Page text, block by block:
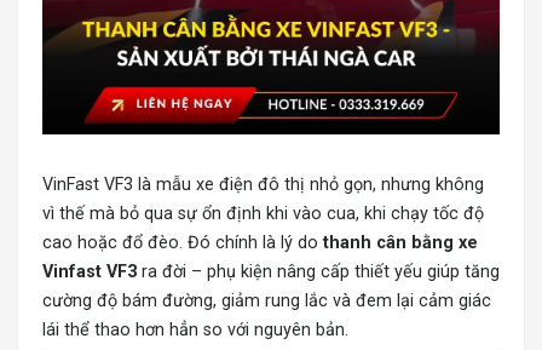
VinFast VF3 là mẫu xe điện đô thị nhỏ gọn, nhưng không
vì thế mà bỏ qua sự ổn định khi vào cua, khi chạy tốc độ
cao hoặc đổ đèo. Đó chính là lý dothanh cân bằng xe
Vinfast VF3 ra đời – phụ kiện nâng cấp thiết yếu giúp tăng
cường độ bám đường, giảm rung lắc và đem lại cảm giác
lái thể thao hơn hẳn so với nguyên bản.